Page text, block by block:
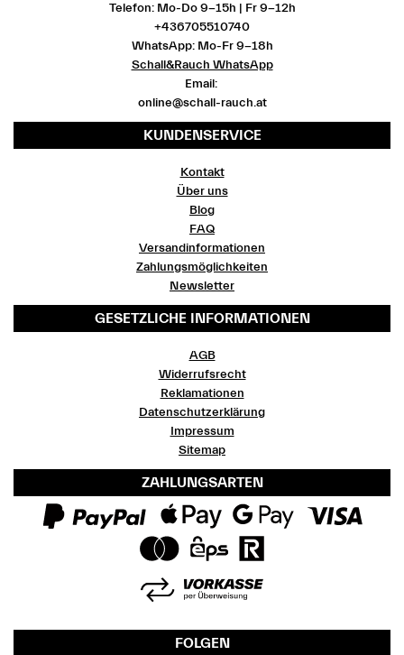
Telefon: Mo-Do 9-15h | Fr 9-12h
+436705510740
WhatsApp: Mo-Fr 9-18h
Schall&Rauch WhatsApp
Email:
online@schall-rauch.at
KUNDENSERVICE
Kontakt
Über uns
Blog
FAQ
Versandinformationen
Zahlungsmöglichkeiten
Newsletter
GESETZLICHE INFORMATIONEN
AGB
Widerrufsrecht
Reklamationen
Datenschutzerklärung
Impressum
Sitemap
ZAHLUNGSARTEN
FOLGEN